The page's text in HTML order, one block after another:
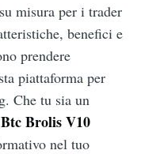
misura per i trader
benefici e
prendere
piattaforma per
Che tu sia un
Btc Brolis V10
nel tuo